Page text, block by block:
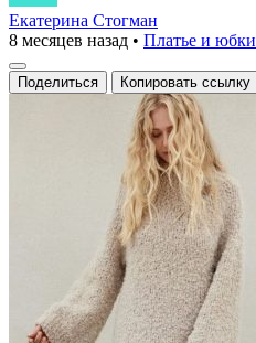
Екатерина Стогман
8 месяцев назад • Платье и юбки
Поделиться Копировать ссылку